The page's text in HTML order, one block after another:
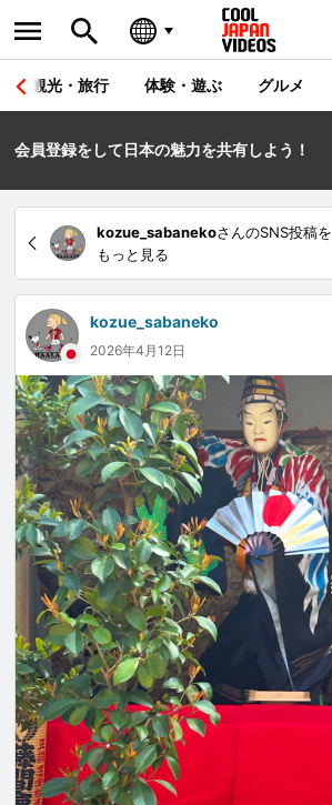
観光・旅行 体験・遊ぶ グルメ
会員登録をして日本の魅力を共有しよう！
kozue_sabanekoさんのSNS投稿を
もっと見る
kozue_sabaneko
2026年4月12日